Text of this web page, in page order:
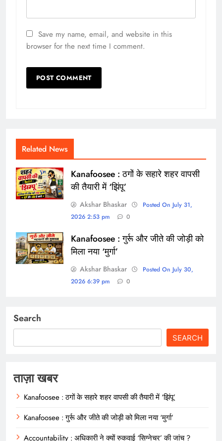
Save my name, email, and website in this
browser for the next time I comment.
Related News
Kanafoosee : ठगों के सहारे शहर वापसी
की तैयारी में ‘झिंपू’
Akshar Bhaskar
Posted On July 31,
2026 2:53 pm
0
Kanafoosee : गुर्रू और जीते की जोड़ी को
मिला नया ‘मुर्गा’
Akshar Bhaskar
Posted On July 30,
2026 6:39 pm
0
Search
SEARCH
ताज़ा खबर
Kanafoosee : ठगों के सहारे शहर वापसी की तैयारी में ‘झिंपू’
Kanafoosee : गुर्रू और जीते की जोड़ी को मिला नया ‘मुर्गा’
Accountability : अधिकारी ने क्यों रुकवाई ‘सिग्नेचर’ की जांच ?